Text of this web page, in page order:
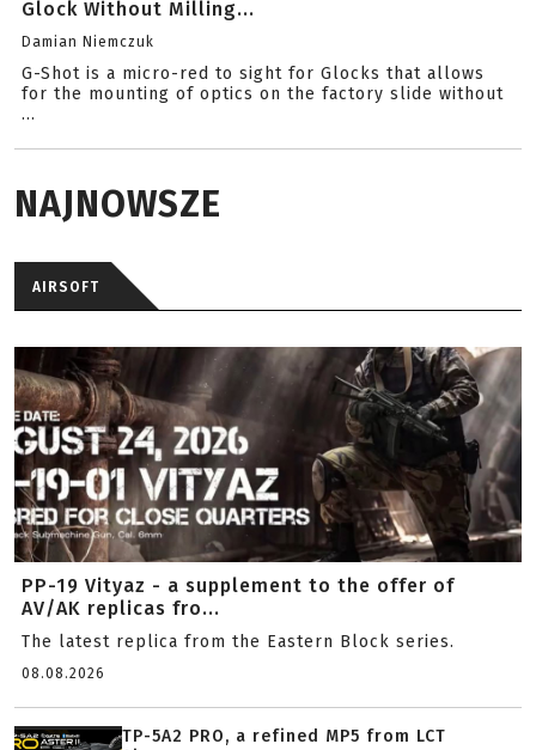
Glock Without Milling...
Damian Niemczuk
G-Shot is a micro-red to sight for Glocks that allows
for the mounting of optics on the factory slide without
...
NAJNOWSZE
AIRSOFT
PP-19 Vityaz - a supplement to the offer of
AV/AK replicas fro...
The latest replica from the Eastern Block series.
08.08.2026
TP-5A2 PRO, a refined MP5 from LCT